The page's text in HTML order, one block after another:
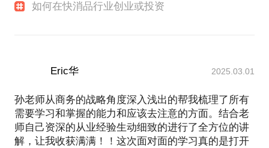
如何在快消品行业创业或投资
Eric华 2025.03.01
孙老师从商务的战略角度深入浅出的帮我梳理了所有
需要学习和掌握的能力和应该去注意的方面。结合老
师自己资深的从业经验生动细致的进行了全方位的讲
解，让我收获满满！！这次面对面的学习真的是打开